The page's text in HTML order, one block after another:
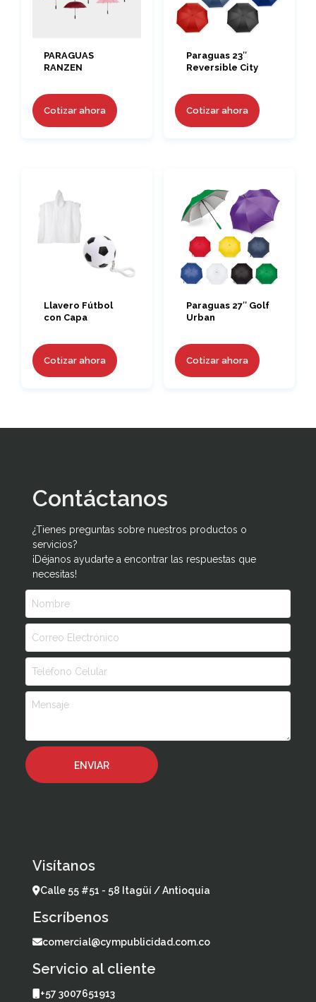
PARAGUAS
RANZEN
Cotizar ahora
Paraguas 23″
Reversible City
Cotizar ahora
Llavero Fútbol
con Capa
Cotizar ahora
Paraguas 27″ Golf
Urban
Cotizar ahora
Contáctanos
¿Tienes preguntas sobre nuestros productos o
servicios?
¡Déjanos ayudarte a encontrar las respuestas que
necesitas!
Visítanos
Calle 55 #51 - 58 Itagüí / Antioquia
Escríbenos
comercial@cympublicidad.com.co
Servicio al cliente
+57 3007651913